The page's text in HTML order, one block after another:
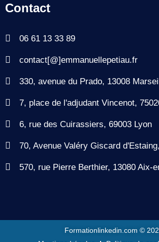
Contact
06 61 13 33 89
contact[@]emmanuellepetiau.fr
330, avenue du Prado, 13008
7, place de l'adjudant Vincenot,
6, rue des Cuirassiers, 69003 Lyon
70, Avenue Valéry Giscard
570, rue Pierre Berthier, 13080 Aix-
Formationlinkedin.com ©